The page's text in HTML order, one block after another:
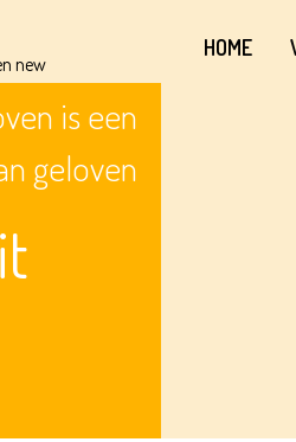
HOME
is een
geloven